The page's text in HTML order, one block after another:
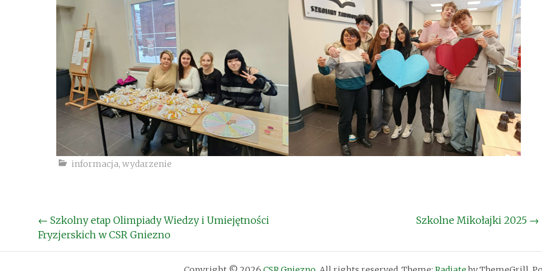
informacja, wydarzenie
Post
navigation
← Szkolny etap Olimpiady Wiedzy i Umiejętności
Fryzjerskich w CSR Gniezno
Szkolne Mikołajki 2025 →